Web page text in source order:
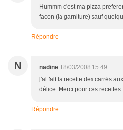
Hummm c'est ma pizza
facon (la garniture) sauf
Répondre
N nadine 18/03/2008 15:49
j'ai fait la recette des carrés
délice. Merci pour ces recettes
Répondre